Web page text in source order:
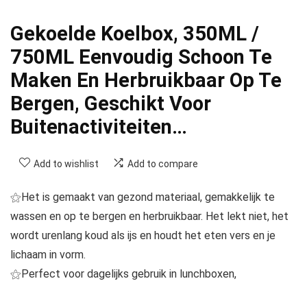
Gekoelde Koelbox, 350ML /
750ML Eenvoudig Schoon Te
Maken En Herbruikbaar Op Te
Bergen, Geschikt Voor
Buitenactiviteiten…
Add to wishlist Add to compare
⚝Het is gemaakt van gezond materiaal, gemakkelijk te
wassen en op te bergen en herbruikbaar. Het lekt niet, het
wordt urenlang koud als ijs en houdt het eten vers en je
lichaam in vorm.
⚝Perfect voor dagelijks gebruik in lunchboxen,